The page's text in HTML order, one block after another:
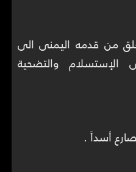
من قدمه اليمنى الى
والتضحية
أسداً .